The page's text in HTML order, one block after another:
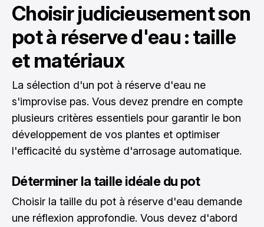
Choisir judicieusement son
pot à réserve d'eau : taille
et matériaux
La sélection d'un pot à réserve d'eau ne
s'improvise pas. Vous devez prendre en compte
plusieurs critères essentiels pour garantir le bon
développement de vos plantes et optimiser
l'efficacité du système d'arrosage automatique.
Déterminer la taille idéale du pot
Choisir la taille du pot à réserve d'eau demande
une réflexion approfondie. Vous devez d'abord